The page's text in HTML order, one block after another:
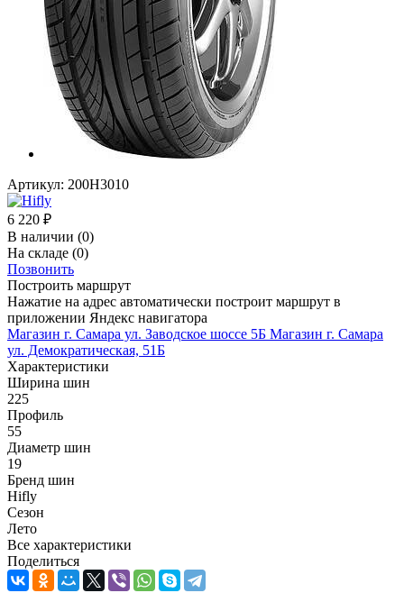
Артикул: 200H3010
6 220 ₽
В наличии (0)
На складе (0)
Позвонить
Построить маршрут
Нажатие на адрес автоматически построит маршрут в
приложении Яндекс навигатора
Магазин г. Самара ул. Заводское шоссе 5Б Магазин г. Самара
ул. Демократическая, 51Б
Характеристики
Ширина шин
225
Профиль
55
Диаметр шин
19
Бренд шин
Hifly
Сезон
Лето
Все характеристики
Поделиться